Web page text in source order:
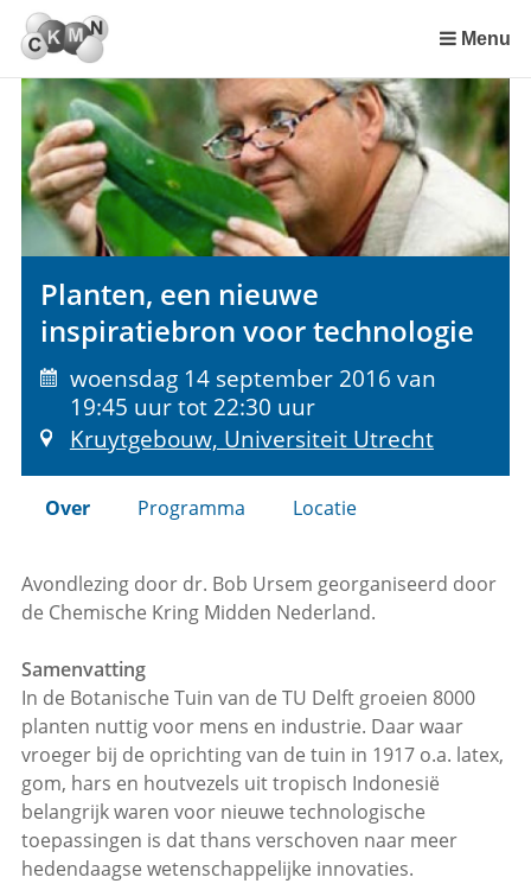
links
Spring
naar
de
inhoud
Spring
naar
menu
Menu
Planten, een nieuwe
inspiratiebron voor technologie
woensdag 14 september 2016 van
19:45 uur tot 22:30 uur
Kruytgebouw, Universiteit Utrecht
Over Programma Locatie
Avondlezing door dr. Bob Ursem georganiseerd door
de Chemische Kring Midden Nederland.
Samenvatting
In de Botanische Tuin van de TU Delft groeien 8000
planten nuttig voor mens en industrie. Daar waar
vroeger bij de oprichting van de tuin in 1917 o.a. latex,
gom, hars en houtvezels uit tropisch Indonesië
belangrijk waren voor nieuwe technologische
toepassingen is dat thans verschoven naar meer
hedendaagse wetenschappelijke innovaties.